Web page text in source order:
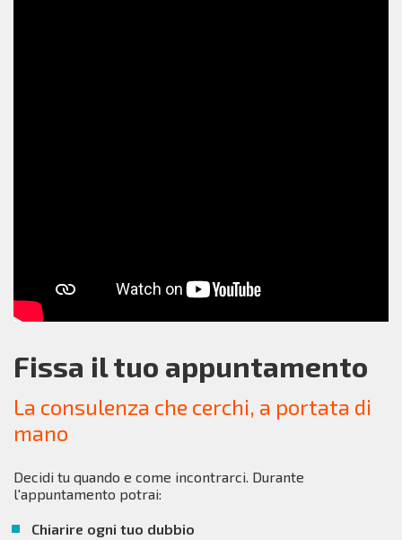
Fissa il tuo appuntamento
La consulenza che cerchi, a portata di
mano
Decidi tu quando e come incontrarci. Durante
l'appuntamento potrai:
Chiarire ogni tuo dubbio